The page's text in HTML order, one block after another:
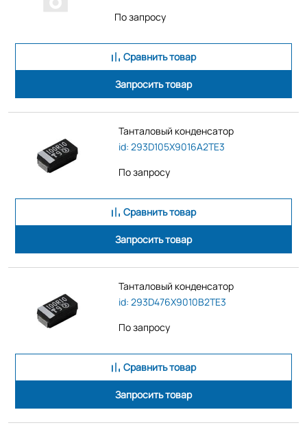
По запросу
Сравнить товар
Запросить товар
Танталовый конденсатор
id: 293D105X9016A2TE3
По запросу
Сравнить товар
Запросить товар
Танталовый конденсатор
id: 293D476X9010B2TE3
По запросу
Сравнить товар
Запросить товар